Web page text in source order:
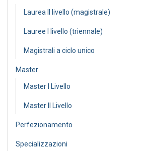
Laurea II livello (magistrale)
Lauree I livello (triennale)
Magistrali a ciclo unico
Master
Master I Livello
Master II Livello
Perfezionamento
Specializzazioni